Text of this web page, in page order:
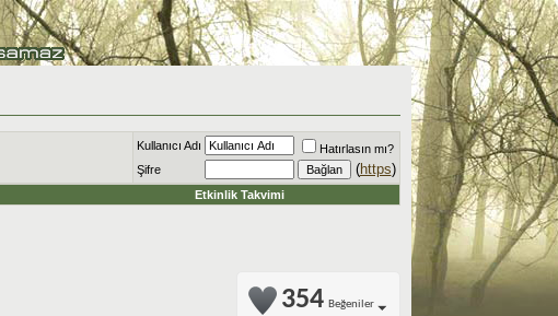
Kullanıcı Adı
Hatırlasın mı?
Şifre
(https)
Etkinlik Takvimi
354 Beğeniler